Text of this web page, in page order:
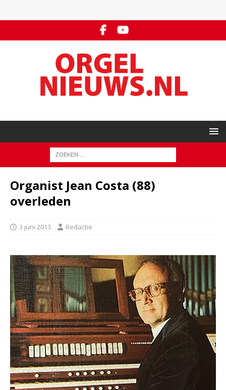
Organist Jean Costa (88)
overleden
3 juni 2013 Redactie